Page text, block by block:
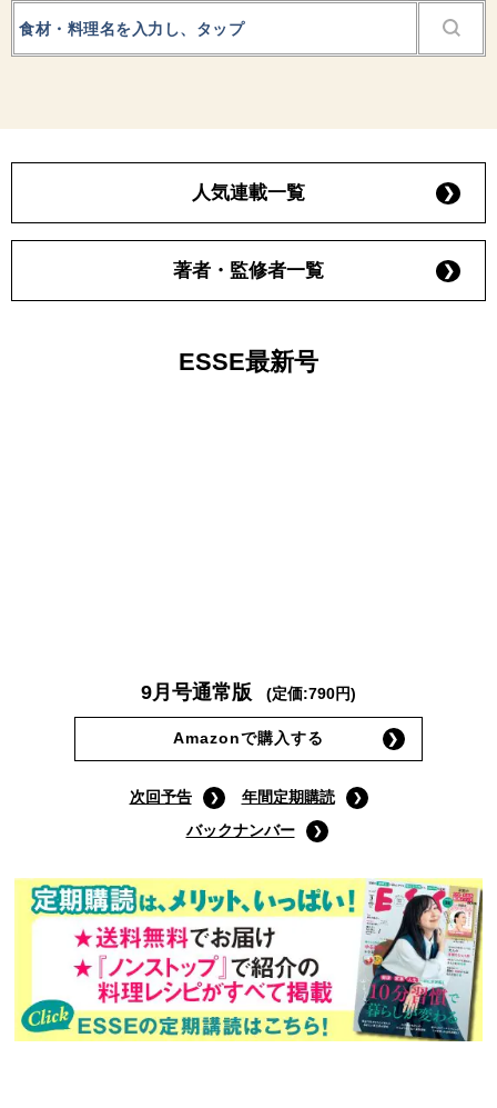
人気連載一覧
著者・監修者一覧
ESSE最新号
Amazonで購入する
次回予告
年間定期購読
バックナンバー